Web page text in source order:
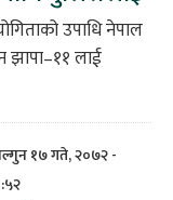
उपाधि नेपाल
लाई
१७ गते, २०७२ -